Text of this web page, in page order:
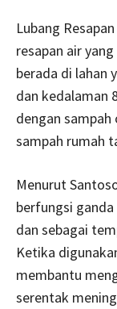
Lubang
resapan air
berada di lahan
dan kedalaman
dengan
sampah rumah
Menurut
berfungsi
dan sebagai
Ketika
membantu
serentak